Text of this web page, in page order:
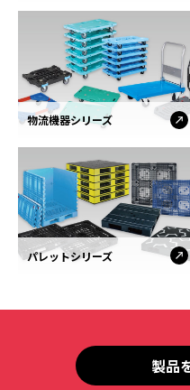
物流機器シリーズ
パレットシリーズ
製品